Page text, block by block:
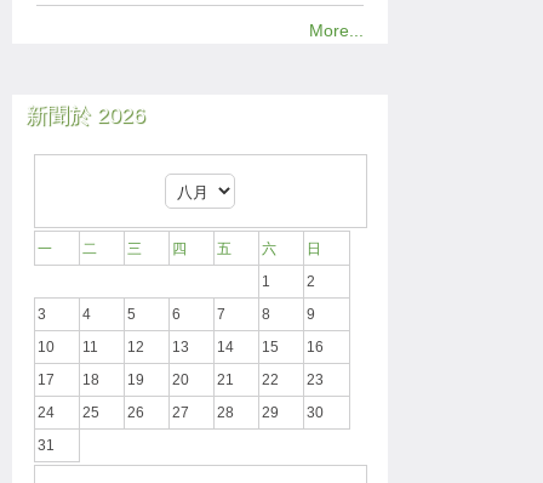
More...
新聞於 2026
一 二 三 四 五 六
日
1
2
3
4 5 6 7 8
9
10
11 12 13 14 15
16
17
18 19 20 21 22
23
24
25 26 27 28 29
30
31